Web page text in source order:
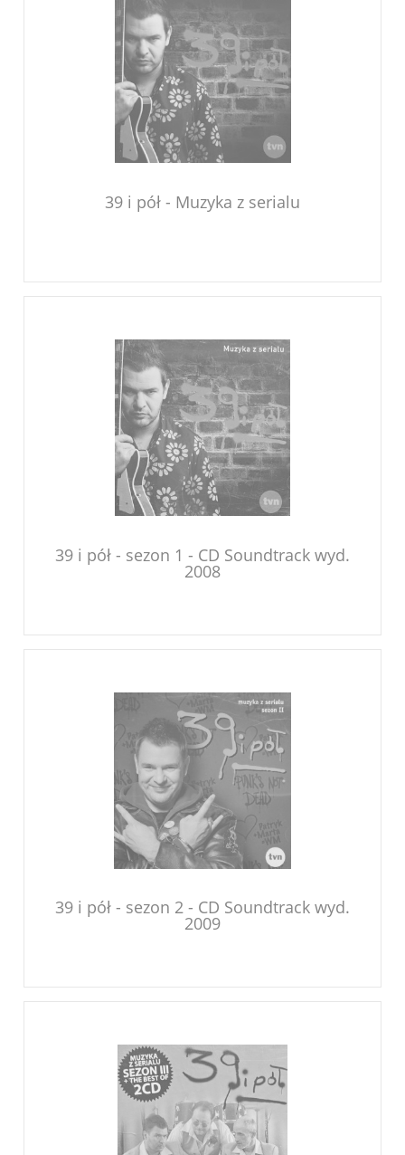
39 i pół - Muzyka z serialu
39 i pół - sezon 1 - CD Soundtrack wyd.
2008
39 i pół - sezon 2 - CD Soundtrack wyd.
2009